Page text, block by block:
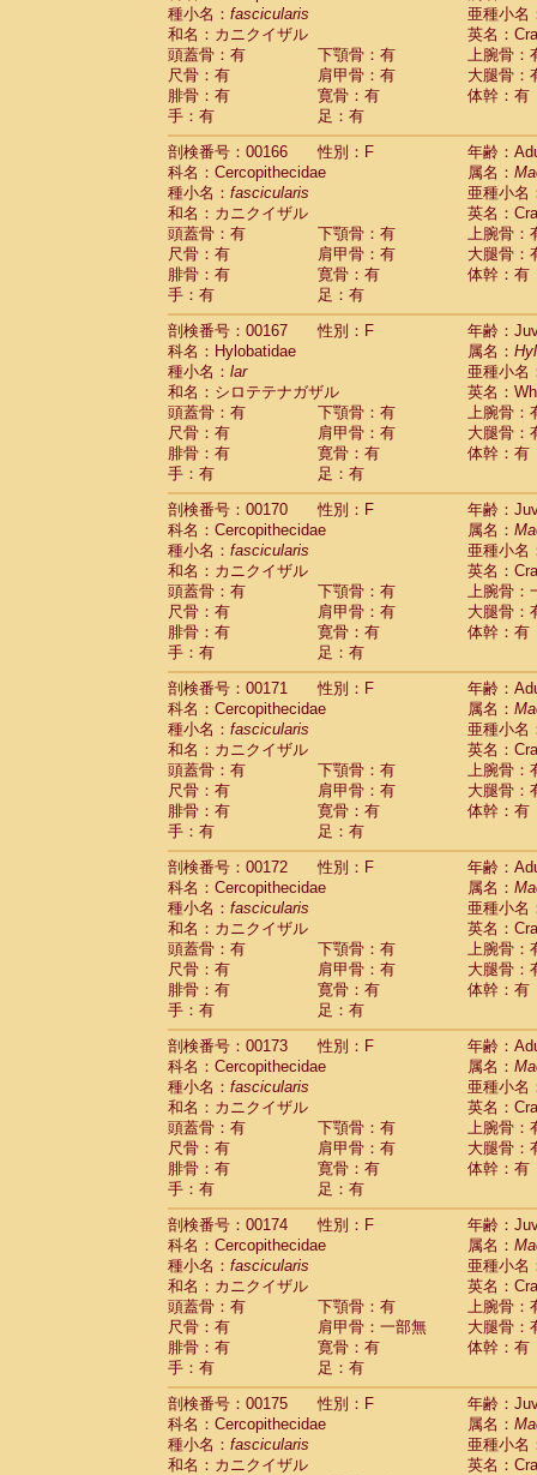
種小名： fascicularis
亜種小名
和名：カニクイザル
英名：
頭蓋骨：有
下顎骨：有
上腕骨：
尺骨：有
肩甲骨：有
大腿骨：
腓骨：有
寛骨：有
体幹：有
手：有
足：有
剖検番号：00166
性別：F
年齢：
科名：Cercopithecidae
属名：
種小名： fascicularis
亜種小名
和名：カニクイザル
英名：
頭蓋骨：有
下顎骨：有
上腕骨：
尺骨：有
肩甲骨：有
大腿骨：
腓骨：有
寛骨：有
体幹：有
手：有
足：有
剖検番号：00167
性別：F
年齢：
科名：Hylobatidae
属名：
種小名： lar
亜種小名
和名：シロテテナガザル
英名：
頭蓋骨：有
下顎骨：有
上腕骨：
尺骨：有
肩甲骨：有
大腿骨：
腓骨：有
寛骨：有
体幹：有
手：有
足：有
剖検番号：00170
性別：F
年齢：
科名：Cercopithecidae
属名：
種小名： fascicularis
亜種小名
和名：カニクイザル
英名：
頭蓋骨：有
下顎骨：有
上腕骨：
尺骨：有
肩甲骨：有
大腿骨：
腓骨：有
寛骨：有
体幹：有
手：有
足：有
剖検番号：00171
性別：F
年齢：
科名：Cercopithecidae
属名：
種小名： fascicularis
亜種小名
和名：カニクイザル
英名：
頭蓋骨：有
下顎骨：有
上腕骨：
尺骨：有
肩甲骨：有
大腿骨：
腓骨：有
寛骨：有
体幹：有
手：有
足：有
剖検番号：00172
性別：F
年齢：
科名：Cercopithecidae
属名：
種小名： fascicularis
亜種小名
和名：カニクイザル
英名：
頭蓋骨：有
下顎骨：有
上腕骨：
尺骨：有
肩甲骨：有
大腿骨：
腓骨：有
寛骨：有
体幹：有
手：有
足：有
剖検番号：00173
性別：F
年齢：
科名：Cercopithecidae
属名：
種小名： fascicularis
亜種小名
和名：カニクイザル
英名：
頭蓋骨：有
下顎骨：有
上腕骨：
尺骨：有
肩甲骨：有
大腿骨：
腓骨：有
寛骨：有
体幹：有
手：有
足：有
剖検番号：00174
性別：F
年齢：
科名：Cercopithecidae
属名：
種小名： fascicularis
亜種小名
和名：カニクイザル
英名：
頭蓋骨：有
下顎骨：有
上腕骨：
尺骨：有
肩甲骨：一部無
大腿骨：
腓骨：有
寛骨：有
体幹：有
手：有
足：有
剖検番号：00175
性別：F
年齢：
科名：Cercopithecidae
属名：
種小名： fascicularis
亜種小名
和名：カニクイザル
英名：